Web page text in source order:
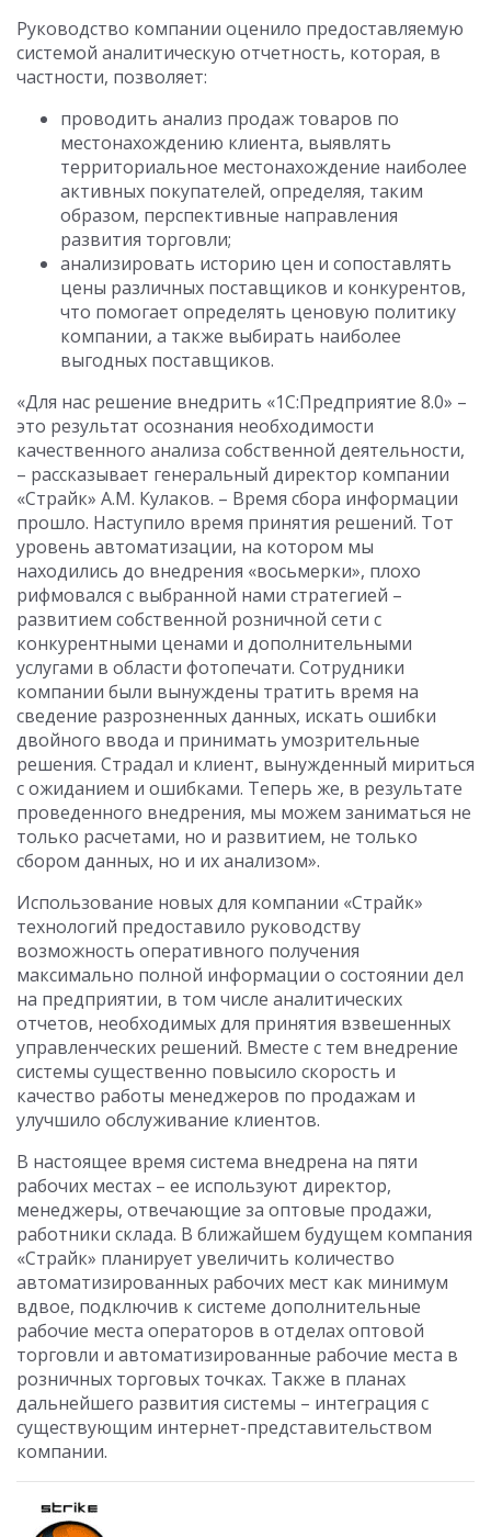
Руководство компании оценило предоставляемую
системой аналитическую отчетность, которая, в
частности, позволяет:
проводить анализ продаж товаров по
местонахождению клиента, выявлять
территориальное местонахождение наиболее
активных покупателей, определяя, таким
образом, перспективные направления
развития торговли;
анализировать историю цен и сопоставлять
цены различных поставщиков и конкурентов,
что помогает определять ценовую политику
компании, а также выбирать наиболее
выгодных поставщиков.
«Для нас решение внедрить «1С:Предприятие 8.0» –
это результат осознания необходимости
качественного анализа собственной деятельности,
– рассказывает генеральный директор компании
«Страйк» А.М. Кулаков. – Время сбора информации
прошло. Наступило время принятия решений. Тот
уровень автоматизации, на котором мы
находились до внедрения «восьмерки», плохо
рифмовался с выбранной нами стратегией –
развитием собственной розничной сети с
конкурентными ценами и дополнительными
услугами в области фотопечати. Сотрудники
компании были вынуждены тратить время на
сведение разрозненных данных, искать ошибки
двойного ввода и принимать умозрительные
решения. Страдал и клиент, вынужденный мириться
с ожиданием и ошибками. Теперь же, в результате
проведенного внедрения, мы можем заниматься не
только расчетами, но и развитием, не только
сбором данных, но и их анализом».
Использование новых для компании «Страйк»
технологий предоставило руководству
возможность оперативного получения
максимально полной информации о состоянии дел
на предприятии, в том числе аналитических
отчетов, необходимых для принятия взвешенных
управленческих решений. Вместе с тем внедрение
системы существенно повысило скорость и
качество работы менеджеров по продажам и
улучшило обслуживание клиентов.
В настоящее время система внедрена на пяти
рабочих местах – ее используют директор,
менеджеры, отвечающие за оптовые продажи,
работники склада. В ближайшем будущем компания
«Страйк» планирует увеличить количество
автоматизированных рабочих мест как минимум
вдвое, подключив к системе дополнительные
рабочие места операторов в отделах оптовой
торговли и автоматизированные рабочие места в
розничных торговых точках. Также в планах
дальнейшего развития системы – интеграция с
существующим интернет-представительством
компании.